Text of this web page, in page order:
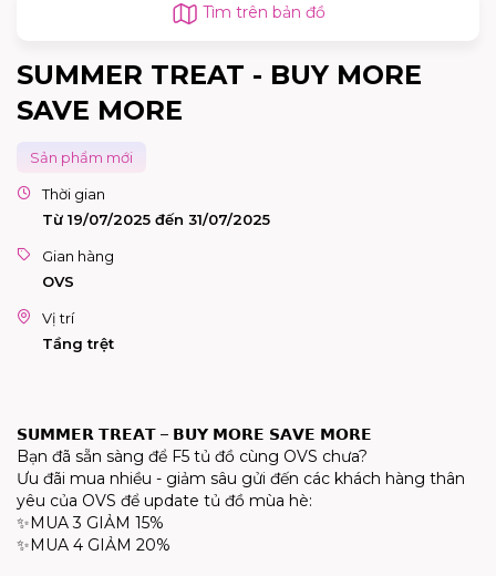
Tìm trên bản đồ
SUMMER TREAT - BUY MORE
SAVE MORE
Sản phẩm mới
Thời gian
Từ 19/07/2025 đến 31/07/2025
Gian hàng
OVS
Vị trí
Tầng trệt
𝗦𝗨𝗠𝗠𝗘𝗥 𝗧𝗥𝗘𝗔𝗧 – 𝗕𝗨𝗬 𝗠𝗢𝗥𝗘 𝗦𝗔𝗩𝗘 𝗠𝗢𝗥𝗘
Bạn đã sẵn sàng để F5 tủ đồ cùng OVS chưa?
Ưu đãi mua nhiều - giảm sâu gửi đến các khách hàng thân
yêu của OVS để update tủ đồ mùa hè:
✨MUA 3 GIẢM 15%
✨MUA 4 GIẢM 20%